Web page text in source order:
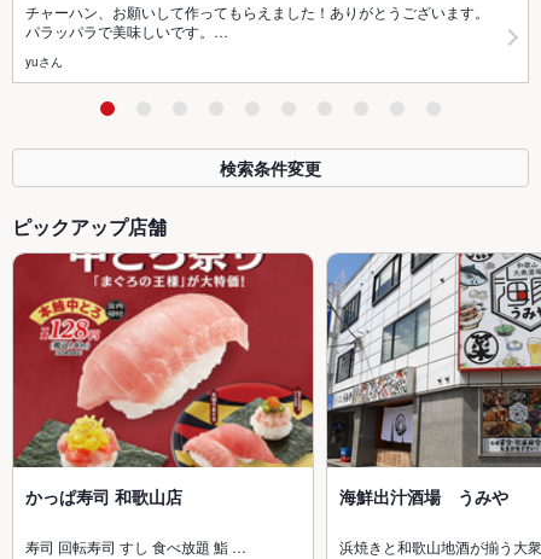
チャーハン、お願いして作ってもらえました！ありがとうございます。
パラッパラで美味しいです。…
yuさん
検索条件変更
ピックアップ店舗
かっぱ寿司 和歌山店
寿司 回転寿司 すし 食べ放題 鮨 …
海鮮出汁酒場 うみや
浜焼きと和歌山地酒が揃う大